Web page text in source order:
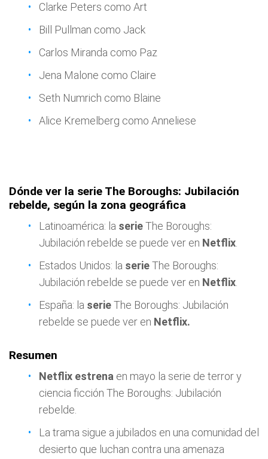
Clarke Peters como Art
Bill Pullman como Jack
Carlos Miranda como Paz
Jena Malone como Claire
Seth Numrich como Blaine
Alice Kremelberg como Anneliese
Dónde ver la serie The Boroughs: Jubilación
rebelde, según la zona geográfica
Latinoamérica: la serieThe Boroughs:
Jubilación rebelde se puede ver en Netflix
Estados Unidos: la serieThe Boroughs:
Jubilación rebelde se puede ver en Netflix
España: la serieThe Boroughs: Jubilación
rebelde se puede ver en Netflix.
Resumen
Netflix estrena en mayo la serie de terror y
ciencia ficción The Boroughs: Jubilación
rebelde
La trama sigue a jubilados en una comunidad del
desierto que luchan contra una amenaza